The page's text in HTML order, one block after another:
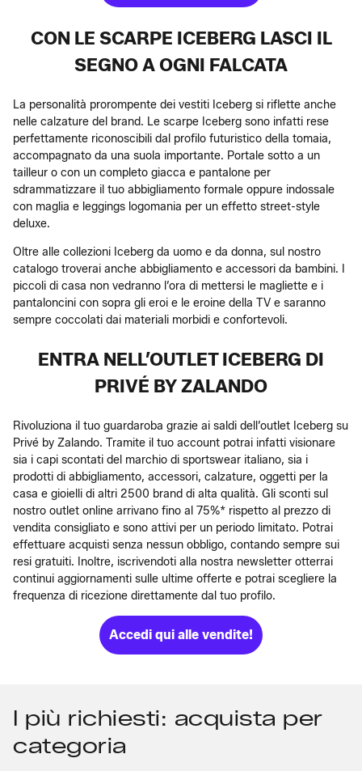
CON LE SCARPE ICEBERG LASCI IL
SEGNO A OGNI FALCATA
La personalità prorompente dei vestiti Iceberg si riflette anche
nelle calzature del brand. Le scarpe Iceberg sono infatti rese
perfettamente riconoscibili dal profilo futuristico della tomaia,
accompagnato da una suola importante. Portale sotto a un
tailleur o con un completo giacca e pantalone per
sdrammatizzare il tuo abbigliamento formale oppure indossale
con maglia e leggings logomania per un effetto street-style
deluxe.
Oltre alle collezioni Iceberg da uomo e da donna, sul nostro
catalogo troverai anche abbigliamento e accessori da bambini. I
piccoli di casa non vedranno l’ora di mettersi le magliette e i
pantaloncini con sopra gli eroi e le eroine della TV e saranno
sempre coccolati dai materiali morbidi e confortevoli.
ENTRA NELL’OUTLET ICEBERG DI
PRIVÉ BY ZALANDO
Rivoluziona il tuo guardaroba grazie ai saldi dell’outlet Iceberg su
Privé by Zalando. Tramite il tuo account potrai infatti visionare
sia i capi scontati del marchio di sportswear italiano, sia i
prodotti di abbigliamento, accessori, calzature, oggetti per la
casa e gioielli di altri 2500 brand di alta qualità. Gli sconti sul
nostro outlet online arrivano fino al 75%* rispetto al prezzo di
vendita consigliato e sono attivi per un periodo limitato. Potrai
effettuare acquisti senza nessun obbligo, contando sempre sui
resi gratuiti. Inoltre, iscrivendoti alla nostra newsletter otterrai
continui aggiornamenti sulle ultime offerte e potrai scegliere la
frequenza di ricezione direttamente dal tuo profilo.
Accedi qui alle vendite!
I più richiesti: acquista per
categoria